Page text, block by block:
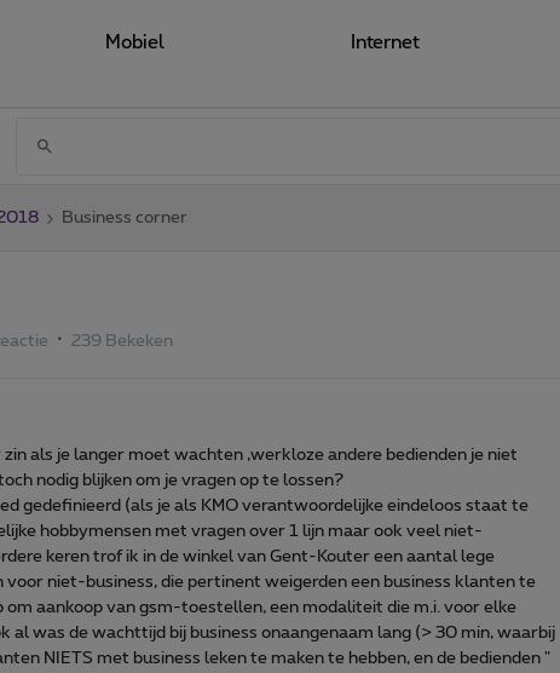
Mobiel Internet
Business corner
239 Bekeken
als je langer moet wachten ,werkloze andere bedienden je niet
nodig blijken om je vragen op te lossen?
gedefinieerd (als je als KMO verantwoordelijke eindeloos staat te
hobbymensen met vragen over 1 lijn maar ook veel niet-
keren trof ik in de winkel van Gent-Kouter een aantal lege
voor niet-business, die pertinent weigerden een business klanten te
om aankoop van gsm-toestellen, een modaliteit die m.i. voor elke
al was de wachttijd bij business onaangenaam lang (> 30 min, waarbij
NIETS met business leken te maken te hebben, en de bedienden "